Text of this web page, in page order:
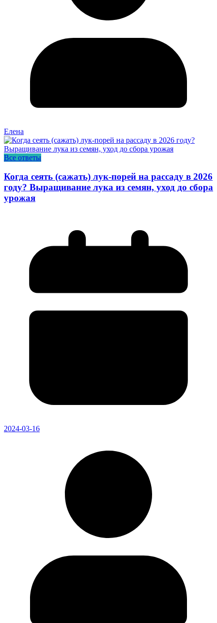
Елена
Все ответы
Когда сеять (сажать) лук-порей на рассаду в 2026
году? Выращивание лука из семян, уход до сбора
урожая
2024-03-16